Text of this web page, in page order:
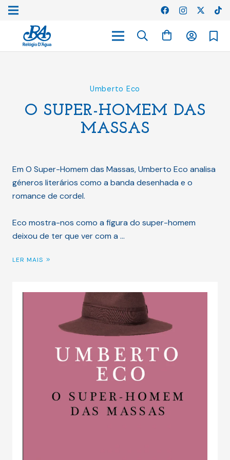
Umberto Eco
O SUPER-HOMEM DAS
MASSAS
Em O Super-Homem das Massas, Umberto Eco analisa
géneros literários como a banda desenhada e o
romance de cordel.
Eco mostra-nos como a figura do super-homem
deixou de ter que ver com a …
LER MAIS